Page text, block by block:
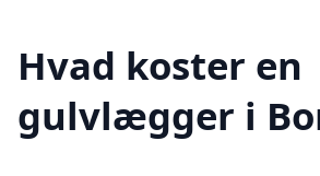
Hvad koster en
gulvlægger i